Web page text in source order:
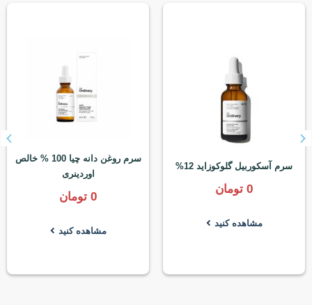
سرم آسکوربیل گلوکوزاید 12%
0 تومان
مشاهده کنید
سرم روغن دانه چیا 100 % خالص
اوردینری
0 تومان
مشاهده کنید